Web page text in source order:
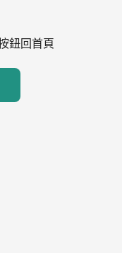
鈕回首頁